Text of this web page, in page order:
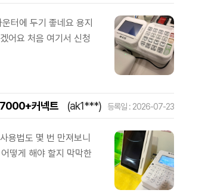
터에 두기 좋네요 용지
어요 처음 여기서 신청
커넥트 (ak1***) 등록일 : 2026-07-23
용법도 몇 번 만져보니
떻게 해야 할지 막막한